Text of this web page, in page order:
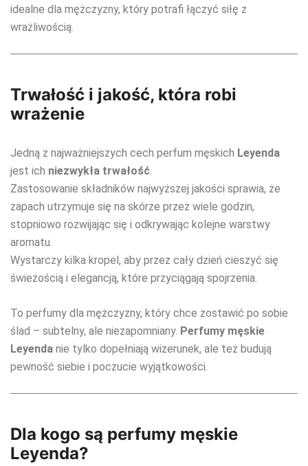
idealne dla mężczyzny, który potrafi łączyć siłę z
wrażliwością.
Trwałość i jakość, która robi
wrażenie
Jedną z najważniejszych cech perfum męskich Leyenda
jest ich niezwykła trwałość.
Zastosowanie składników najwyższej jakości sprawia, że
zapach utrzymuje się na skórze przez wiele godzin,
stopniowo rozwijając się i odkrywając kolejne warstwy
aromatu.
Wystarczy kilka kropel, aby przez cały dzień cieszyć się
świeżością i elegancją, które przyciągają spojrzenia.
To perfumy dla mężczyzny, który chce zostawić po sobie
ślad – subtelny, ale niezapomniany. Perfumy męskie
Leyenda nie tylko dopełniają wizerunek, ale też budują
pewność siebie i poczucie wyjątkowości.
Dla kogo są perfumy męskie
Leyenda?